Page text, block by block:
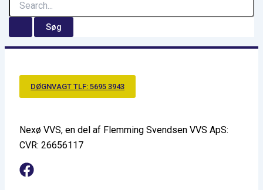
DØGNVAGT TLF: 5695 3943
Nexø VVS, en del af Flemming Svendsen VVS ApS:
CVR: 26656117